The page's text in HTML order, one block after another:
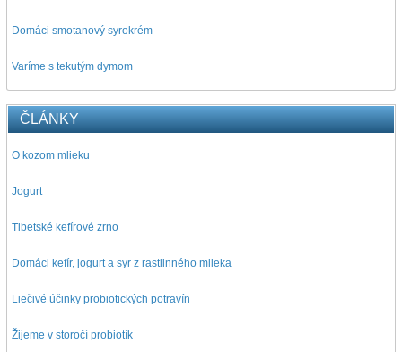
Domáci smotanový syrokrém
Varíme s tekutým dymom
ČLÁNKY
O kozom mlieku
Jogurt
Tibetské kefírové zrno
Domáci kefír, jogurt a syr z rastlinného mlieka
Liečivé účinky probiotických potravín
Žijeme v storočí probiotík